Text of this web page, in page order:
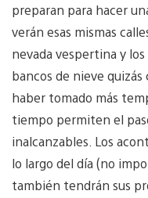
preparan para hacer
verán esas mismas
nevada vespertina y
bancos de nieve
haber tomado más
tiempo permiten el
inalcanzables. Los
lo largo del día (no
también tendrán sus